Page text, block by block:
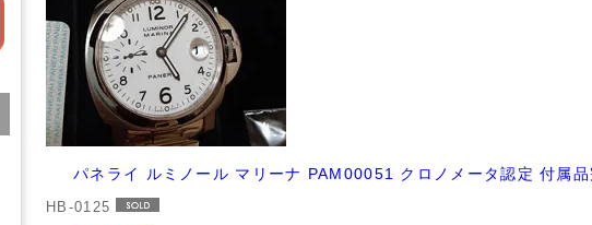
パネライ ルミノール マリーナ PAM00051 クロノメータ認定 付属品
HB-0125